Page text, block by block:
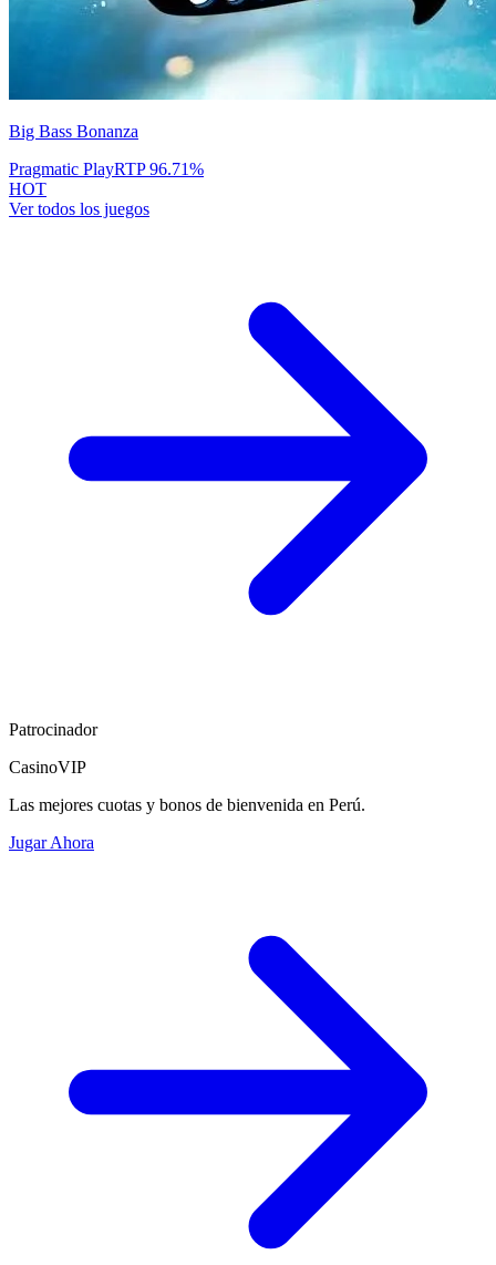
Big Bass Bonanza
Pragmatic PlayRTP96.71%
HOT
Ver todos los juegos
Patrocinador
CasinoVIP
Las mejores cuotas y bonos de bienvenida en Perú.
Jugar Ahora